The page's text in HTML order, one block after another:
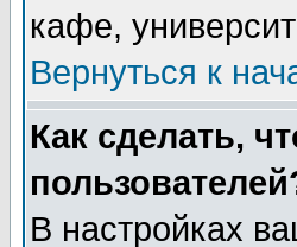
кафе,
Вернуться к
Как сделать,
В настройках